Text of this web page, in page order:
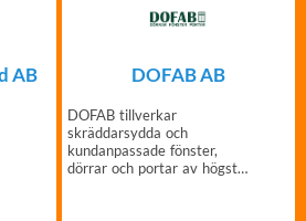
AB DOFAB AB
DOFAB tillverkar
skräddarsydda och
kundanpassade fönster,
dörrar och portar av högsta